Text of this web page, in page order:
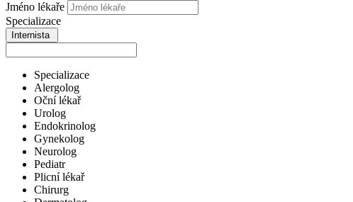
Jméno lékaře
Specializace
Internista
Specializace
Alergolog
Oční lékař
Urolog
Endokrinolog
Gynekolog
Neurolog
Pediatr
Plicní lékař
Chirurg